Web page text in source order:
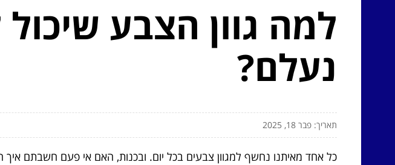
למה גוון הצבע
נעלם?
תאריך: פבר 18, 2025
כל אחד מאיתנו נחשף למגוון צבעים בכל יום. ובכנות, האם אי פעם חשבתם איך